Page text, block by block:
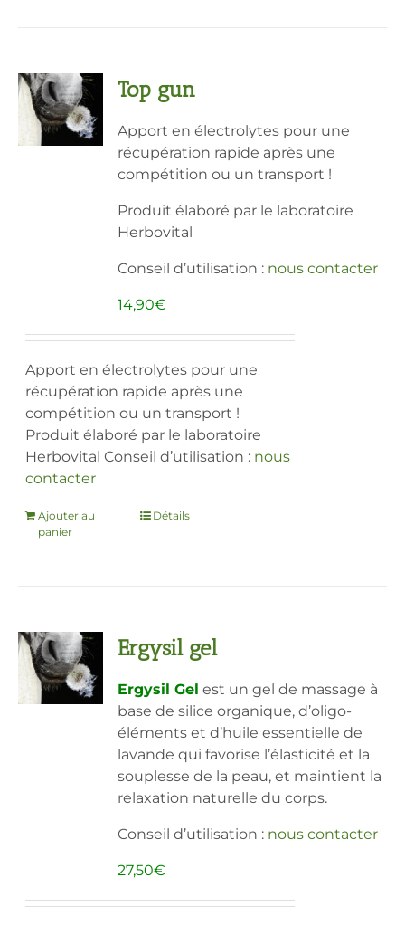
options
être
choisies
sur
page
du
produit
Top gun
Apport en électrolytes pour une
récupération rapide après une
compétition ou un transport !
Produit élaboré par le laboratoire
Herbovital
Conseil d’utilisation : nous contacter
14,90€
Apport en électrolytes pour une
récupération rapide après une
compétition ou un transport !
Produit élaboré par le laboratoire
Herbovital Conseil d’utilisation : nous
contacter
Ajouter au
panier
Détails
Ergysil gel
Ergysil Gel est un gel de massage à
base de silice organique, d’oligo-
éléments et d’huile essentielle de
lavande qui favorise l’élasticité et la
souplesse de la peau, et maintient la
relaxation naturelle du corps.
Conseil d’utilisation : nous contacter
27,50€